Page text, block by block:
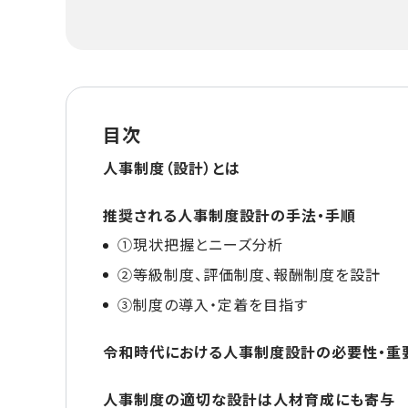
目次
人事制度（設計）とは
推奨される人事制度設計の手法・手順
①現状把握とニーズ分析
②等級制度、評価制度、報酬制度を設計
③制度の導入・定着を目指す
令和時代における人事制度設計の必要性・重
人事制度の適切な設計は人材育成にも寄与